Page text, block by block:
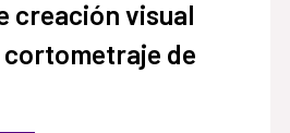
creación visual
cortometraje de